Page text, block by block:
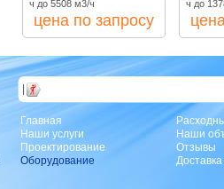
ч до 5508 м3/ч
цена по запросу
ч до
Главная
Наши услуги
Проектирование
Оборудование
Наши
Отзывы